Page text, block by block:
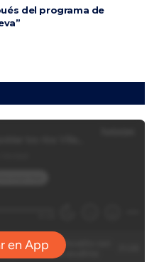
del programa de